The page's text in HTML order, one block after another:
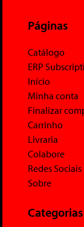
Páginas
Catálogo
ERP
Início
Minha conta
Finalizar
Carrinho
Livraria
Colabore
Redes Sociais
Sobre
Categorias